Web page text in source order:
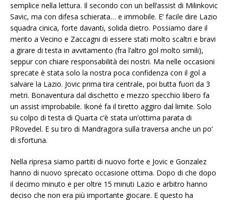
semplice nella lettura. Il secondo con un bell’assist di Milinkovic
Savic, ma con difesa schierata… e immobile. E’ facile dire Lazio
squadra cinica, forte davanti, solida dietro. Possiamo dare il
merito a Vecino e Zaccagni di essere stati molto scaltri e bravi
a girare di testa in avvitamento (fra l’altro gol molto simili),
seppur con chiare responsabilità dei nostri. Ma nelle occasioni
sprecate è stata solo la nostra poca confidenza con il gol a
salvare la Lazio. Jovic prima tira centrale, poi butta fuori da 3
metri. Bonaventura dal dischetto e mezzo specchio libero fa
un assist improbabile. Ikoné fa il tiretto aggiro dal limite. Solo
su colpo di testa di Quarta c’è stata un’ottima parata di
PRovedel. E su tiro di Mandragora sulla traversa anche un po’
di sfortuna.
Nella ripresa siamo partiti di nuovo forte e Jovic e Gonzalez
hanno di nuovo sprecato occasione ottima. Dopo di che dopo
il decimo minuto e per oltre 15 minuti Lazio e arbitro hanno
deciso che non era più importante giocare. E questo ha